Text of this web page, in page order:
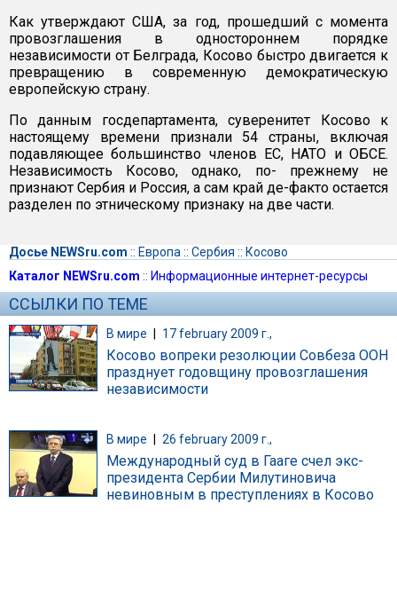
Как утверждают США, за год, прошедший с момента
провозглашения в одностороннем порядке
независимости от Белграда, Косово быстро двигается к
превращению в современную демократическую
европейскую страну.
По данным госдепартамента, суверенитет Косово к
настоящему времени признали 54 страны, включая
подавляющее большинство членов ЕС, НАТО и ОБСЕ.
Независимость Косово, однако, по- прежнему не
признают Сербия и Россия, а сам край де-факто остается
разделен по этническому признаку на две части.
Досье NEWSru.com :: Европа :: Сербия :: Косово
Каталог NEWSru.com :: Информационные интернет-ресурсы
ССЫЛКИ ПО ТЕМЕ
В мире | 17 february 2009 г.,
Косово вопреки резолюции Совбеза ООН
празднует годовщину провозглашения
независимости
В мире 26 february 2009 г.,
Международный суд в Гааге счел экс-
президента Сербии Милутиновича
невиновным в преступлениях в Косово